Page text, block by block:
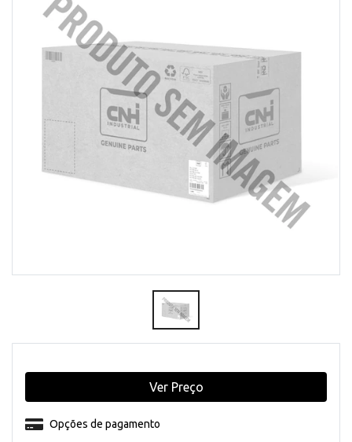
Opções de pagamento
Ver Preço